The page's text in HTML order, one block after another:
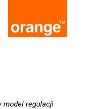
model regulacji